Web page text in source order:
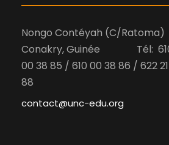
Nongo Contéyah (C/
Conakry, Guinée Tél: 610
00 38 85 / 610 00 38 86 / 622 21
88
contact@unc-edu.org